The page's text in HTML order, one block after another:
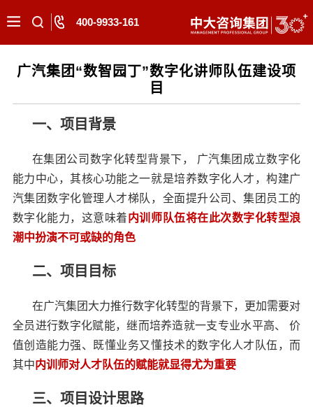
400-9933-161
广汽集团“数智园丁”数字化讲师队伍建设项
目
一、项目背景
在集团公司数字化转型背景下， 广汽集团成立数字化
能力中心，其核心功能之一就是培养数字化人才，构建广
汽集团数字化管理人才梯队，全面提升公司、集团员工的
数字化能力，这意味着内训师队伍将在此次数字化转型浪
潮中扮演不可或缺的角色
二、项目目标
在广汽集团大力推行数字化转型的背景下，更加需要对
全员进行数字化赋能，继而培养造就一支专业水平高、 价
值创造能力强、既懂业务又懂技术的数字化人才队伍，而
其中内训师对人才队伍的赋能就显得尤为重要
三、项目设计思路